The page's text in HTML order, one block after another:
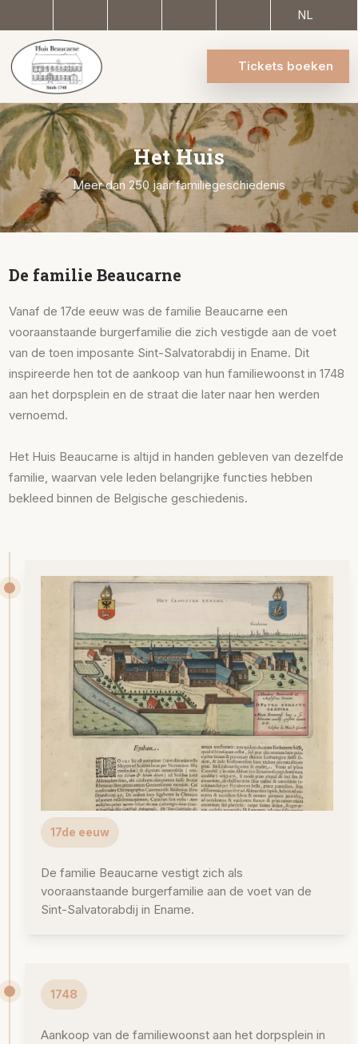
NL
Tickets boeken
Het Huis
Meer dan 250 jaar familiegeschiedenis
De familie Beaucarne
Vanaf de 17de eeuw was de familie Beaucarne een
vooraanstaande burgerfamilie die zich vestigde aan de voet
van de toen imposante Sint-Salvatorabdij in Ename. Dit
inspireerde hen tot de aankoop van hun familiewoonst in 1748
aan het dorpsplein en de straat die later naar hen werden
vernoemd.
Het Huis Beaucarne is altijd in handen gebleven van dezelfde
familie, waarvan vele leden belangrijke functies hebben
bekleed binnen de Belgische geschiedenis.
17de eeuw
De familie Beaucarne vestigt zich als
vooraanstaande burgerfamilie aan de voet van de
Sint-Salvatorabdij in Ename.
1748
Aankoop van de familiewoonst aan het dorpsplein in